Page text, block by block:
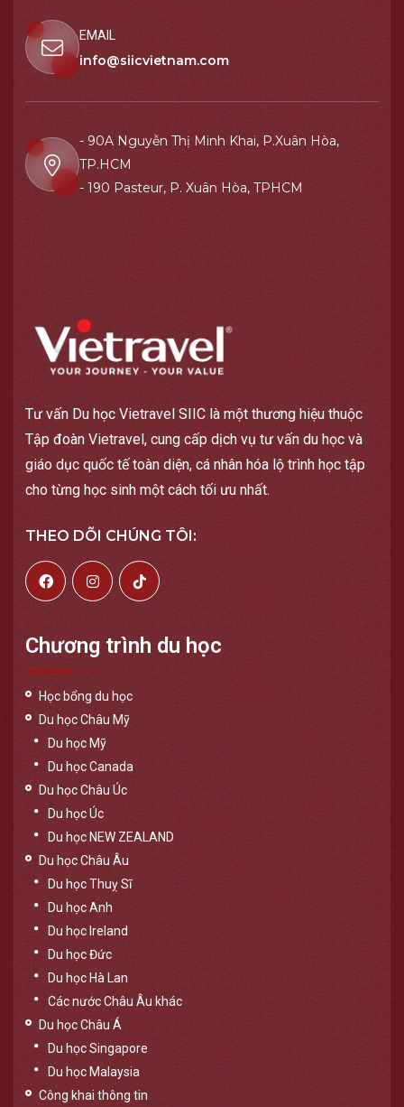
EMAIL
info@siicvietnam.com
- 90A Nguyễn Thị Minh Khai, P.Xuân Hòa,
TP.HCM
- 190 Pasteur, P. Xuân Hòa, TPHCM
Tư vấn Du học Vietravel SIIC là một thương hiệu thuộc
Tập đoàn Vietravel, cung cấp dịch vụ tư vấn du học và
giáo dục quốc tế toàn diện, cá nhân hóa lộ trình học tập
cho từng học sinh một cách tối ưu nhất.
THEO DÕI CHÚNG TÔI:
Chương trình du học
Học bổng du học
Du học Châu Mỹ
Du học Mỹ
Du học Canada
Du học Châu Úc
Du học Úc
Du học NEW ZEALAND
Du học Châu Âu
Du học Thuỵ Sĩ
Du học Anh
Du học Ireland
Du học Đức
Du học Hà Lan
Các nước Châu Âu khác
Du học Châu Á
Du học Singapore
Du học Malaysia
Công khai thông tin